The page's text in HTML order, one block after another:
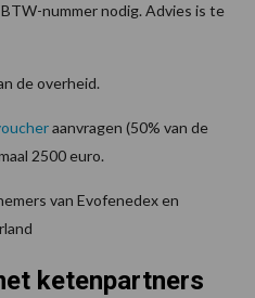
nummer nodig. Advies is te
de overheid.
aanvragen (50% van de
2500 euro.
van Evofenedex en
ketenpartners